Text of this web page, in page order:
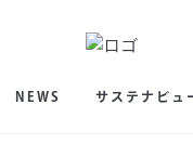
NEWS サステナビュ